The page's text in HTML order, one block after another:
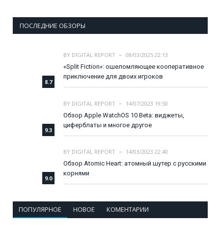
ПОСЛЕДНИЕ ОБЗОРЫ
8.7
BY DIGITAL REPORT
08/03/2025 22:13
«Split Fiction»: ошеломляющее кооперативное
приключение для двоих игроков
9.3
BY DIGITAL REPORT
14/07/2023 19:50
Обзор Apple WatchOS 10 Beta: виджеты,
циферблаты и многое другое
9.0
BY DIGITAL REPORT
14/03/2023 22:40
Обзор Atomic Heart: атомный шутер с русскими
корнями
ПОПУЛЯРНОЕ НОВОЕ КОМЕНТАРИИ